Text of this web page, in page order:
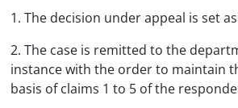
1. The decision under appeal is set
2. The case is remitted to the
instance with the order to maintain
basis of claims 1 to 5 of the